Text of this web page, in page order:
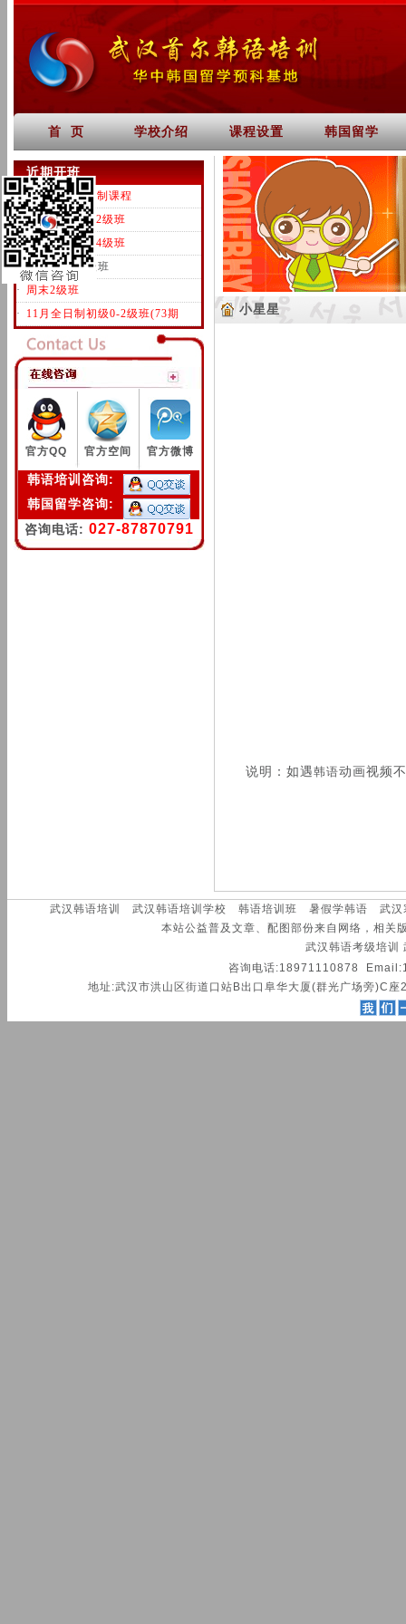
首 页 学校介绍 课程设置 韩国留学
近期开班
· 一对一韩语定制课程
· 全日制初级0-2级班
· 全日制中级3-4级班
· 0基础周日1级班
·
周末2级班
·
11月全日制初级0-2级班(73期
官方QQ 官方空间 官方微博
韩语培训咨询:
韩国留学咨询:
咨询电话: 027-87870791
小星星
说明：如遇韩语动画视频
武汉韩语培训 武汉韩语培训学校 韩语培训班 暑假学韩语
武汉
本站公益普及文章、配图部份来自网络，相关
武汉韩语考级培训
咨询电话:18971110878
地址:武汉市洪山区街道口站B出口阜华大厦(群光广场旁)C